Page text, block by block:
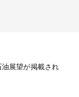
油展望が掲載され